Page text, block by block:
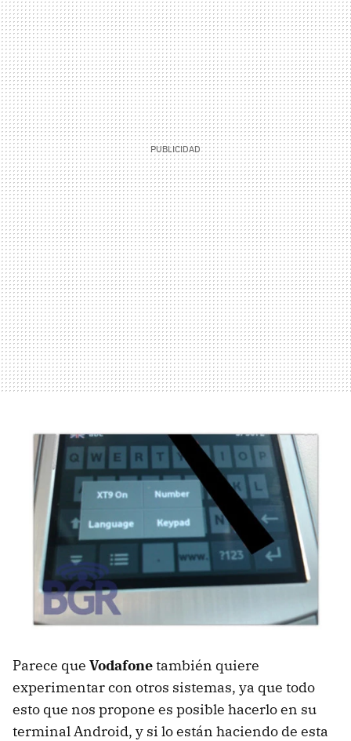
Parece que Vodafonetambién quiere
experimentar con otros sistemas, ya que todo
esto que nos propone es posible hacerlo en su
terminal Android, y si lo están haciendo de esta